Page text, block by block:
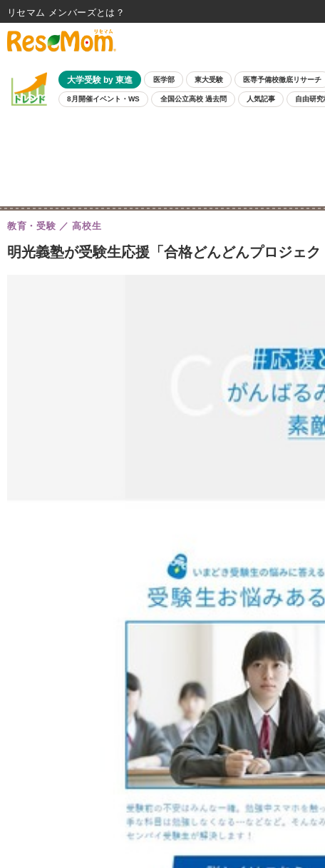
大学受験 by 東進 医学部 東大受験 医専予備校徹底リサーチ
8月開催イベント・WS 全国公立高校 過去問 人気記事 自由研究
明光義塾が受験生応援「合格どんどんプロジェ
教育・受験 高校生
リセマム メンバーズ